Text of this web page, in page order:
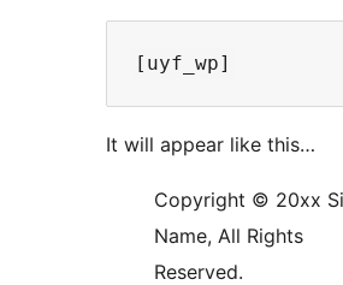
It will appear like this…
Copyright © 20xx
Name, All Rights
Reserved.